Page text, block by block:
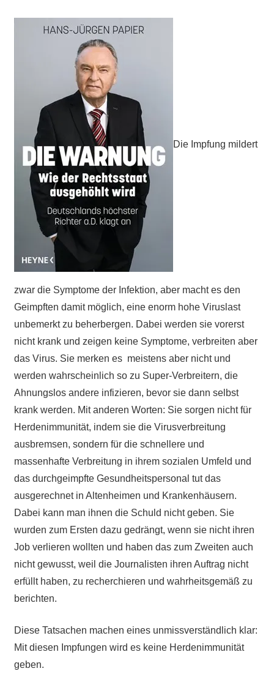
Die Impfung mildert
zwar die Symptome der Infektion, aber macht es den
Geimpften damit möglich, eine enorm hohe Viruslast
unbemerkt zu beherbergen. Dabei werden sie vorerst
nicht krank und zeigen keine Symptome, verbreiten aber
das Virus. Sie merken es meistens aber nicht und
werden wahrscheinlich so zu Super-Verbreitern, die
Ahnungslos andere infizieren, bevor sie dann selbst
krank werden. Mit anderen Worten: Sie sorgen nicht für
Herdenimmunität, indem sie die Virusverbreitung
ausbremsen, sondern für die schnellere und
massenhafte Verbreitung in ihrem sozialen Umfeld und
das durchgeimpfte Gesundheitspersonal tut das
ausgerechnet in Altenheimen und Krankenhäusern.
Dabei kann man ihnen die Schuld nicht geben. Sie
wurden zum Ersten dazu gedrängt, wenn sie nicht ihren
Job verlieren wollten und haben das zum Zweiten auch
nicht gewusst, weil die Journalisten ihren Auftrag nicht
erfüllt haben, zu recherchieren und wahrheitsgemäß zu
berichten.
Diese Tatsachen machen eines unmissverständlich klar:
Mit diesen Impfungen wird es keine Herdenimmunität
geben.